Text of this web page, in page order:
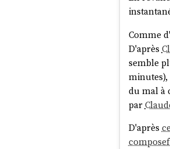
-
-
-
-
Comme
D'après
semble
minutes),
du mal à
par
D'après